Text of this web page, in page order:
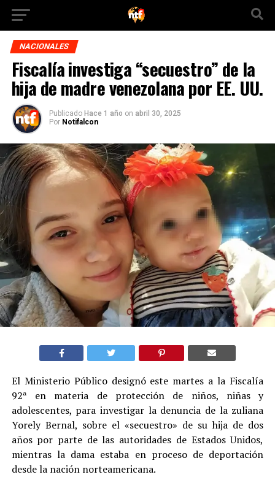
NACIONALES
Fiscalía investiga “secuestro” de la
hija de madre venezolana por EE. UU.
Publicado Hace 1 año on abril 30, 2025
Por Notifalcon
El Ministerio Público designó este martes a la Fiscalía
92ª en materia de protección de niños, niñas y
adolescentes, para investigar la denuncia de la zuliana
Yorely Bernal, sobre el «secuestro» de su hija de dos
años por parte de las autoridades de Estados Unidos,
mientras la dama estaba en proceso de deportación
desde la nación norteamericana.